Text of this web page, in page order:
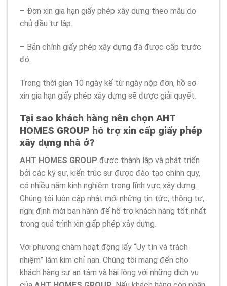
– Đơn xin gia hạn giấy phép xây dựng theo mẫu do
chủ đầu tư lập.
– Bản chính giấy phép xây dựng đã được cấp trước
đó.
Trong thời gian 10 ngày kể từ ngày nộp đơn, hồ sơ
xin gia hạn giấy phép xây dựng sẽ được giải quyết.
Tại sao khách hàng nên chọn AHT
HOMES GROUP hỗ trợ xin cấp giấy phép
xây dựng nhà ở?
AHT HOMES GROUP được thành lập và phát triển
bởi các kỹ sư, kiến trúc sư được đào tạo chính quy,
có nhiều năm kinh nghiệm trong lĩnh vực xây dựng.
Chúng tôi luôn cập nhật mới những tin tức, thông tư,
nghị định mới ban hành để hỗ trợ khách hàng tốt nhất
trong quá trình xin giấp phép xây dựng.
Với phương châm hoạt động lấy “Uy tín và trách
nhiệm” làm kim chỉ nan. Chúng tôi mang đến cho
khách hàng sự an tâm và hài lòng với những dịch vụ